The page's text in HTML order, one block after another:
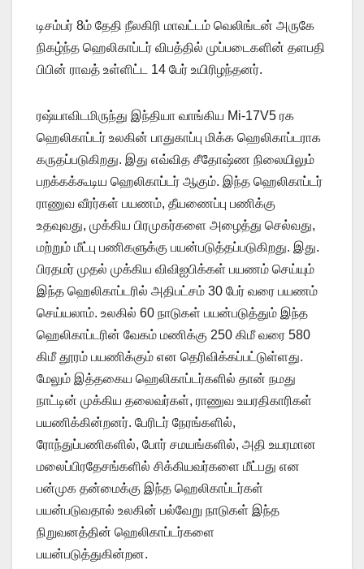
டிசம்பர் 8ம் தேதி நீலகிரி மாவட்டம் வெலிங்டன் அருகே
நிகழ்ந்த ஹெலிகாப்டர் விபத்தில் முப்படைகளின் தளபதி
பிபின் ராவத் உள்ளிட்ட 14 பேர் உயிரிழந்தனர்.
ரஷ்யாவிடமிருந்து இந்தியா வாங்கிய Mi-17V5 ரக
ஹெலிகாப்டர் உலகின் பாதுகாப்பு மிக்க ஹெலிகாப்டராக
கருதப்படுகிறது. இது எவ்வித சீதோஷ்ண நிலையிலும்
பறக்கக்கூடிய ஹெலிகாப்டர் ஆகும். இந்த ஹெலிகாப்டர்
ராணுவ வீரர்கள் பயணம், தீயணைப்பு பணிக்கு
உதவுவது, முக்கிய பிரமுகர்களை அழைத்து செல்வது,
மற்றும் மீட்பு பணிகளுக்கு பயன்படுத்தப்படுகிறது. இது.
பிரதமர் முதல் முக்கிய விவிஐபிக்கள் பயணம் செய்யும்
இந்த ஹெலிகாப்டரில் அதிபட்சம் 30 பேர் வரை பயணம்
செய்யலாம். உலகில் 60 நாடுகள் பயன்படுத்தும் இந்த
ஹெலிகாப்டரின் வேகம் மணிக்கு 250 கிமீ வரை 580
கிமீ தூரம் பயணிக்கும் என தெரிவிக்கப்பட்டுள்ளது.
மேலும் இத்தகைய ஹெலிகாப்டர்களில் தான் நமது
நாட்டின் முக்கிய தலைவர்கள், ராணுவ உயரதிகாரிகள்
பயணிக்கின்றனர். பேரிடர் நேரங்களில்,
ரோந்துப்பணிகளில், போர் சமயங்களில், அதி உயரமான
மலைப்பிரதேசங்களில் சிக்கியவர்களை மீட்பது என
பன்முக தன்மைக்கு இந்த ஹெலிகாப்டர்கள்
பயன்படுவதால் உலகின் பல்வேறு நாடுகள் இந்த
நிறுவனத்தின் ஹெலிகாப்டர்களை
பயன்படுத்துகின்றன.